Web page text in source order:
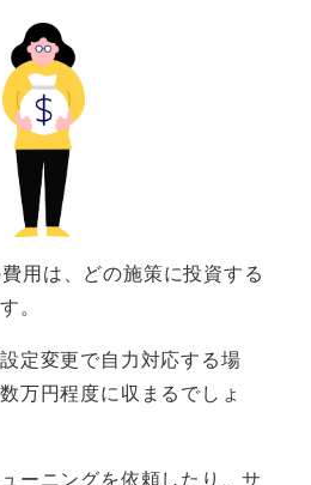
用は、どの施策に投資する
。
定変更で自力対応する場
万円程度に収まるでしょ
ーニングを依頼したり、サ